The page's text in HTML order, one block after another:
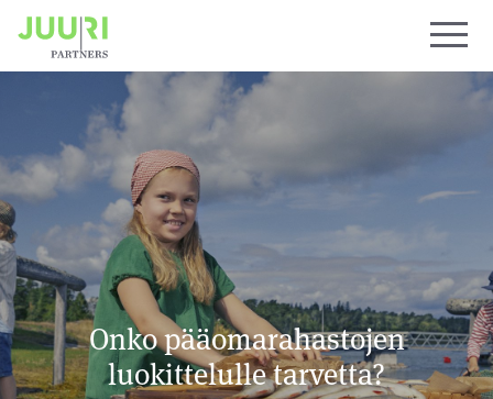
Onko pääomarahastojen
luokittelulle tarvetta?